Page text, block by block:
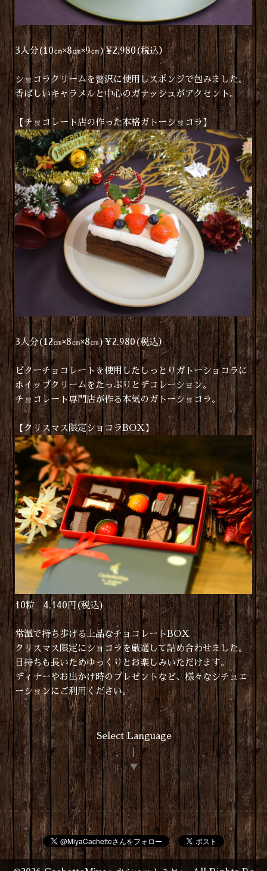
3人分(10㎝×8㎝×9㎝)¥2,980(税込）
ショコラクリームを贅沢に使用しスポンジで包みました。
香ばしいキャラメルと中心のガナッシュがアクセント。
【チョコレート店の作った本格ガトーショコラ】
3人分(12㎝×8㎝×8㎝)¥2,980(税込）
ビターチョコレートを使用したしっとりガトーショコラに
ホイップクリームをたっぷりとデコレーション。
チョコレート専門店が作る本気のガトーショコラ。
【クリスマス限定ショコラBOX】
10粒 4,140円(税込)
常温で持ち歩ける上品なチョコレートBOX
クリスマス限定にショコラを厳選して詰め合わせました。
日持ちも長いためゆっくりとお楽しみいただけます。
ディナーやお出かけ時のプレゼントなど、様々なシチュエ
ーションにご利用ください。
Select Language
▼